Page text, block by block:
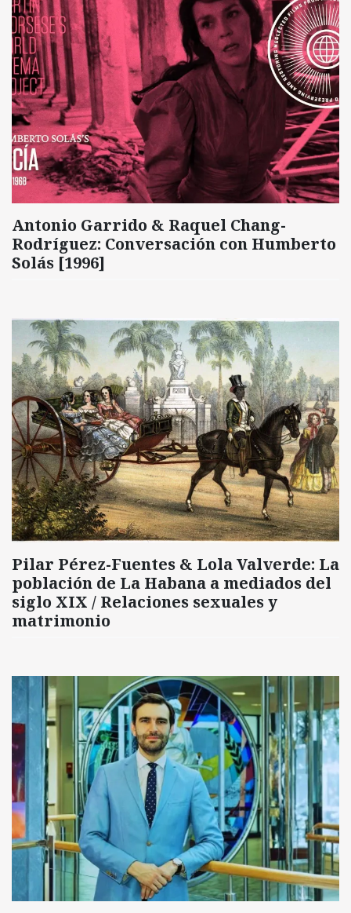
Antonio Garrido & Raquel Chang-
Rodríguez: Conversación con Humberto
Solás [1996]
Pilar Pérez-Fuentes & Lola Valverde: La
población de La Habana a mediados del
siglo XIX / Relaciones sexuales y
matrimonio